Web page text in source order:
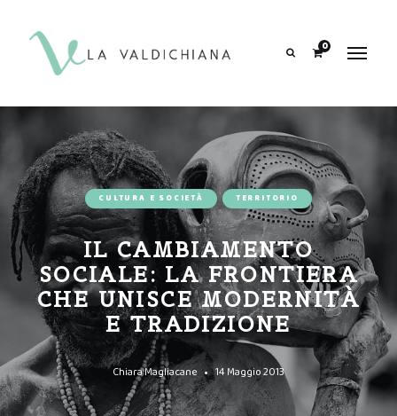
0
CULTURA E SOCIETÀ TERRITORIO
IL CAMBIAMENTO
SOCIALE: LA FRONTIERA
CHE UNISCE MODERNITÀ
E TRADIZIONE
Chiara Magliacane 14 Maggio 2013